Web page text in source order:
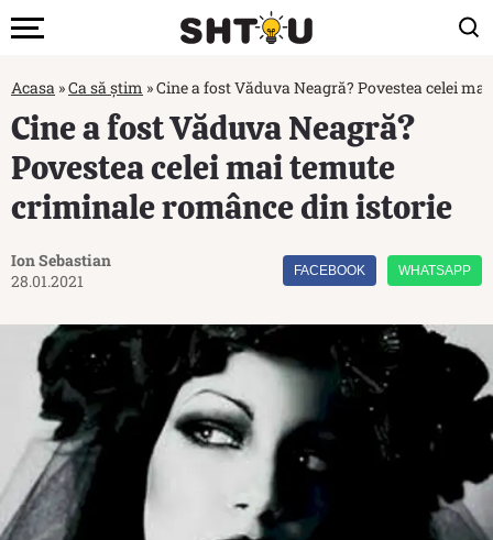
Acasa »Ca să știm »Cine a fost Văduva Neagră? Povestea celei
Cine a fost Văduva Neagră?
Povestea celei mai temute
criminale românce din istorie
Ion Sebastian
28.01.2021
FACEBOOK WHATSAPP